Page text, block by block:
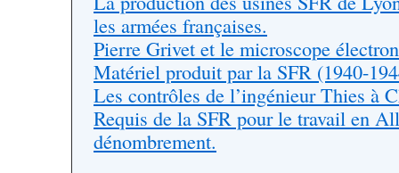
les armées françaises.
Pierre Grivet et le microscope
Matériel produit par la SFR (1940-
Les contrôles de l’ingénieur Thies à
Requis de la SFR pour le travail en
dénombrement.